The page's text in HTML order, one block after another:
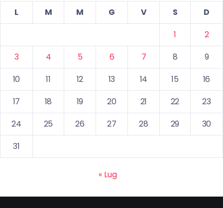
L
M M G V S
D
1
2
3
4 5 6 7 8
9
10
11 12 13 14 15
16
17
18 19 20 21 22
23
24
25 26 27 28 29
30
31
« Lug